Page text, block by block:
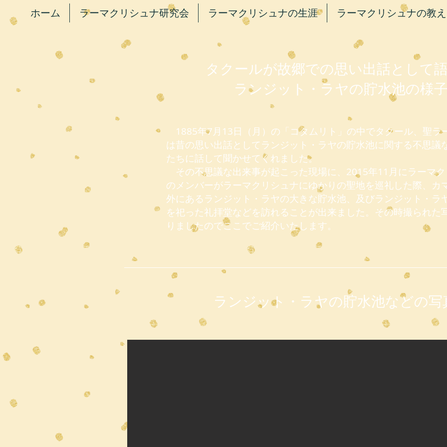
ホーム ラーマクリシュナ研究会 ラーマクリシュナの生涯 ラーマクリシュナの教え
タクールが故郷での思い出話として
ランジット・ラヤの貯水池の様
1885年7月13日（月）の「コタムリト」の中でタクール、聖ラ
は昔の思い出話としてランジット・ラヤの貯水池に関する不思議
たちに話して聞かせてくれました。
その不思議な出来事が起こった現場に、2015年11月にラーマ
のメンバーがラーマクリシュナにゆかりの聖地を巡礼した際、カ
外にあるランジット・ラヤの大きな貯水池、及びランジット・ラ
を祀った礼拝堂などを訪れることが出来ました。その時撮られた
りましたのでここでご紹介いたします。
ランジット・ラヤ​の貯水池などの写